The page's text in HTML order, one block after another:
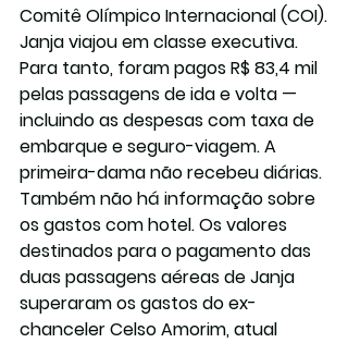
Comitê Olímpico Internacional (COI).
Janja viajou em classe executiva.
Para tanto, foram pagos R$ 83,4 mil
pelas passagens de ida e volta —
incluindo as despesas com taxa de
embarque e seguro-viagem. A
primeira-dama não recebeu diárias.
Também não há informação sobre
os gastos com hotel. Os valores
destinados para o pagamento das
duas passagens aéreas de Janja
superaram os gastos do ex-
chanceler Celso Amorim, atual